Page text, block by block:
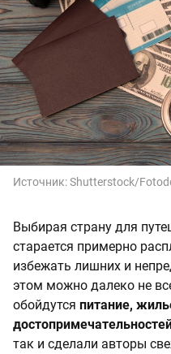
Источник:Shutterstock/
Выбирая страну для
старается примерно
избежать лишних и
этом можно далеко не
обойдутся питание,
так и сделали авторы